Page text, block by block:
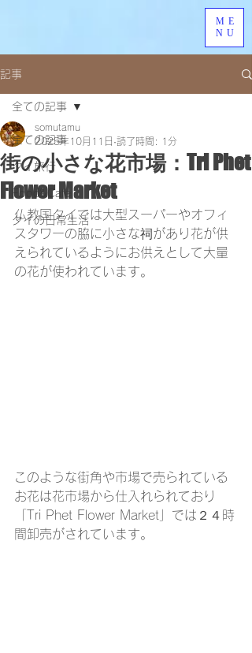
ME
NU
記事
全ての記事
タイ旅行
Food&Cafe
タイの日常生活
全ての記事
街の小さな花市場：Tri Phet
Flower Market
somutamu
2025年10月11日 読了時間: 1分
仏教国タイでは大型スーパーやオフィ
スタワーの脇に小さな祠があり花が供
えられているようにお供えとして大量
の花が使われています。
このような街角や市場で売られている
お花は花市場から仕入れられており
「Tri Phet Flower Market」では２４時
間卸売がされています。